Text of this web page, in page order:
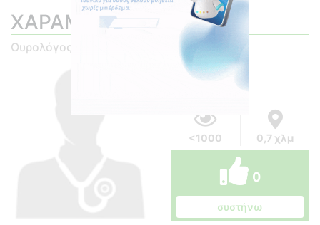
ΧΑΡΑΜΗΣ ΓΕΩΡΓΙΟΣ
Ουρολόγος - Ανδρολόγος
<1000 0,7 χλμ
0
συστήνω